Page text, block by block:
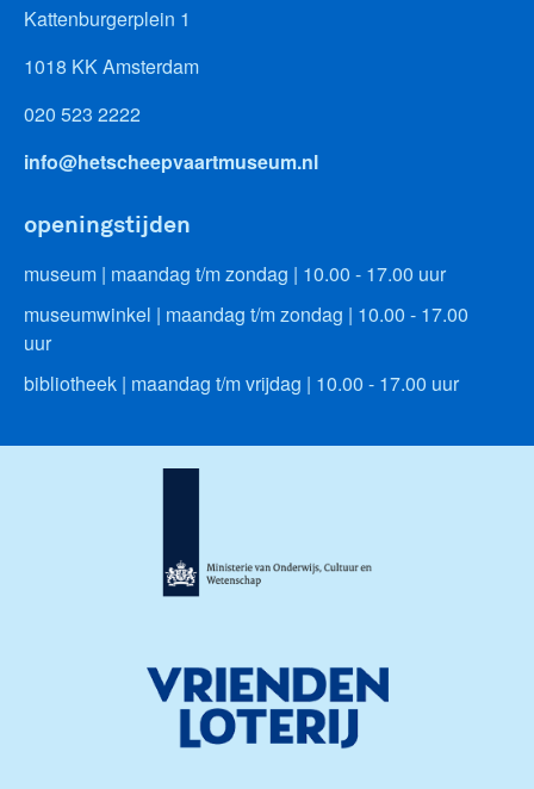
Kattenburgerplein 1
1018 KK Amsterdam
020 523 2222
info@hetscheepvaartmuseum.nl
openingstijden
museum | maandag t/m zondag | 10.00 - 17.00 uur
museumwinkel | maandag t/m zondag | 10.00 - 17.00
uur
bibliotheek | maandag t/m vrijdag | 10.00 - 17.00 uur